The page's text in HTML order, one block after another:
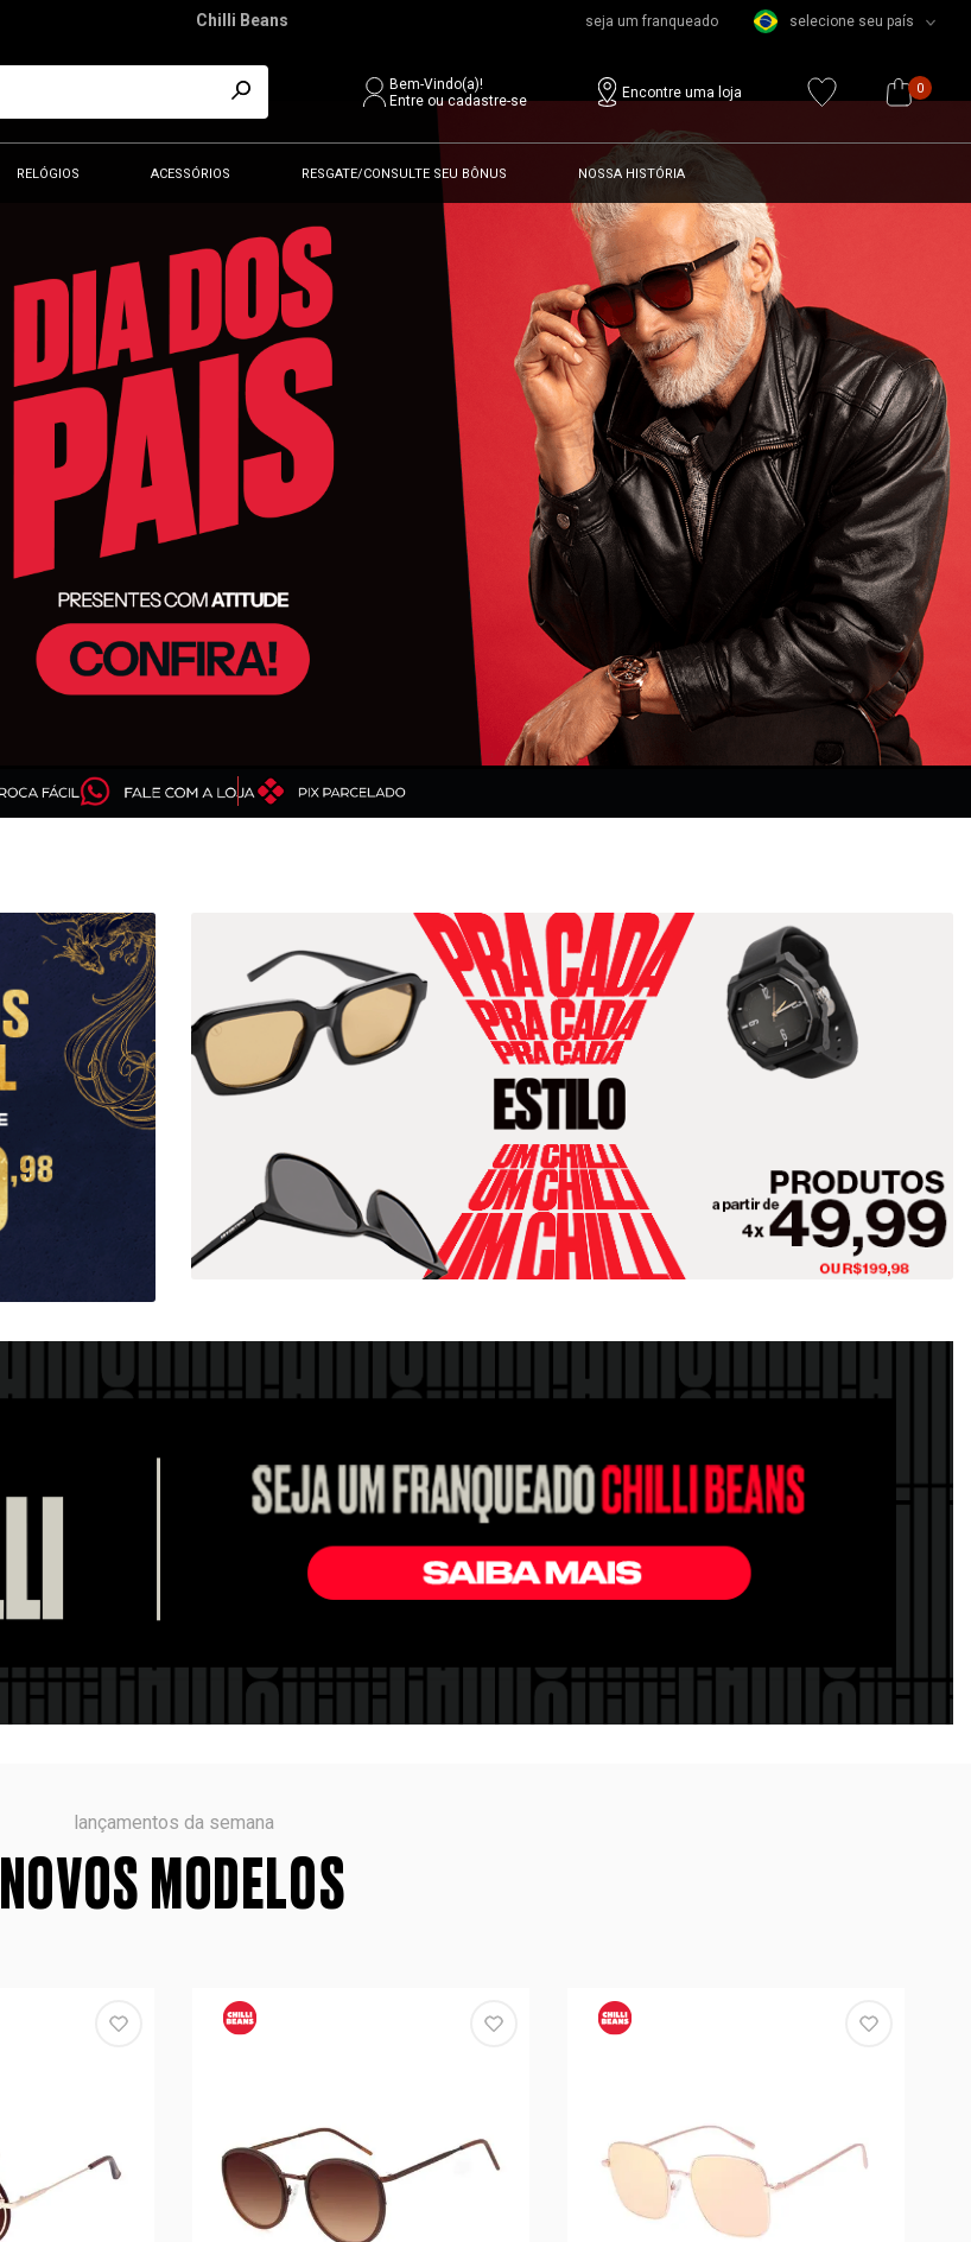
Chilli Beans seja um franqueado selecione seu país
Bem-Vindo(a)!
Entre ou cadastre-se
Encontre uma loja 0
RELÓGIOS ACESSÓRIOS RESGATE/CONSULTE SEU BÔNUS NOSSA HISTÓRIA
lançamentos da semana
NOVOS MODELOS